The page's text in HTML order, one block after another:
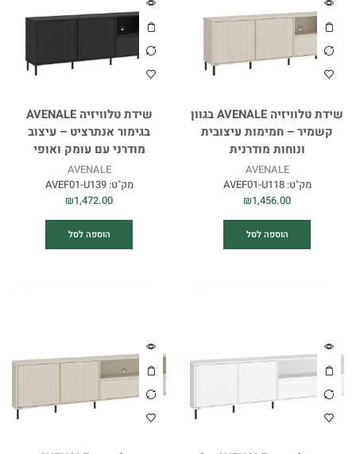
שידת טלוויזיה AVENALE בגוון
קשמיר – חמימות עיצובית
ונוחות מודרנית
AVENALE
מק"ט:AVEF01-U118
₪1,456.00
הוספה לסל
שידת טלוויזיה AVENALE
בגימור אנתרציט – עיצוב
מודרני עם עומק ואופי
AVENALE
מק"ט:AVEF01-U139
₪1,472.00
הוספה לסל